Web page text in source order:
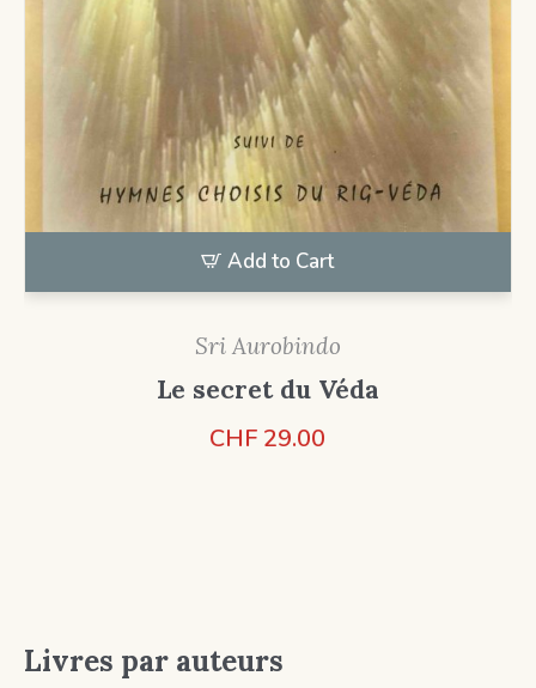
Add to Cart
Sri Aurobindo
Le secret du Véda
CHF 29.00
Livres par auteurs